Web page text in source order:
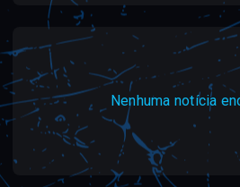
Nenhuma notícia